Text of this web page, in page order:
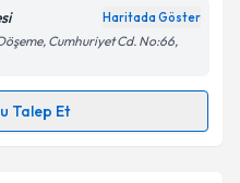
ilişkin
Aydınlatma
verilerimin belirtilen
ediyorum.
Gönder
Haritada Göster
Cumhuriyet Cd. No:66,
Talep Et